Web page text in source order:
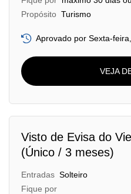
Propósito Turismo
Aprovado por Sexta-
VEJA
Visto de Evisa do
(Único / 3 meses)
Entradas Solteiro
Fique por